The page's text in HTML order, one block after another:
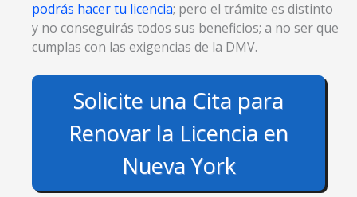
podrás hacer tu licencia; pero el trámite es distinto
y no conseguirás todos sus beneficios; a no ser que
cumplas con las exigencias de la DMV.
Solicite una Cita para
Renovar la Licencia en
Nueva York